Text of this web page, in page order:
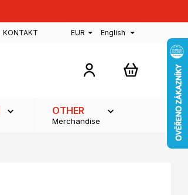
KONTAKT EUR English
SHOPPING
OTHER
Merchandise